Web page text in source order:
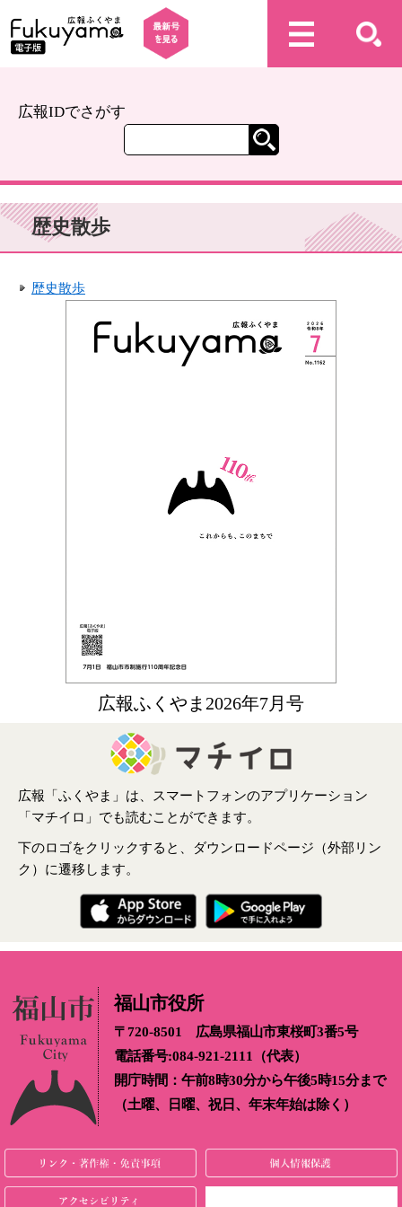
広報IDでさがす
広報ふくやま2026年7月号
広報「ふくやま」は、スマートフォンのアプリケーション
「マチイロ」でも読むことができます。
下のロゴをクリックすると、ダウンロードページ（外部リン
ク）に遷移します。
歴史散歩
歴史散歩
福山市役所
〒720-8501 広島県福山市東桜町3番5号
電話番号:084-921-2111（代表）
開庁時間：午前8時30分から午後5時15分まで
（土曜、日曜、祝日、年末年始は除く）